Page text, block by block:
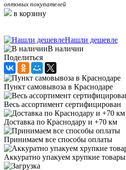
оптовых покупателей
в корзину
Нашли дешевле
В наличии
Поделиться
Пункт самовывоза в Краснодаре
Весь ассортимент сертифицирован
Доставка по Краснодару и +70 км
Принимаем все способы оплаты
Аккуратно упакуем хрупкие товары